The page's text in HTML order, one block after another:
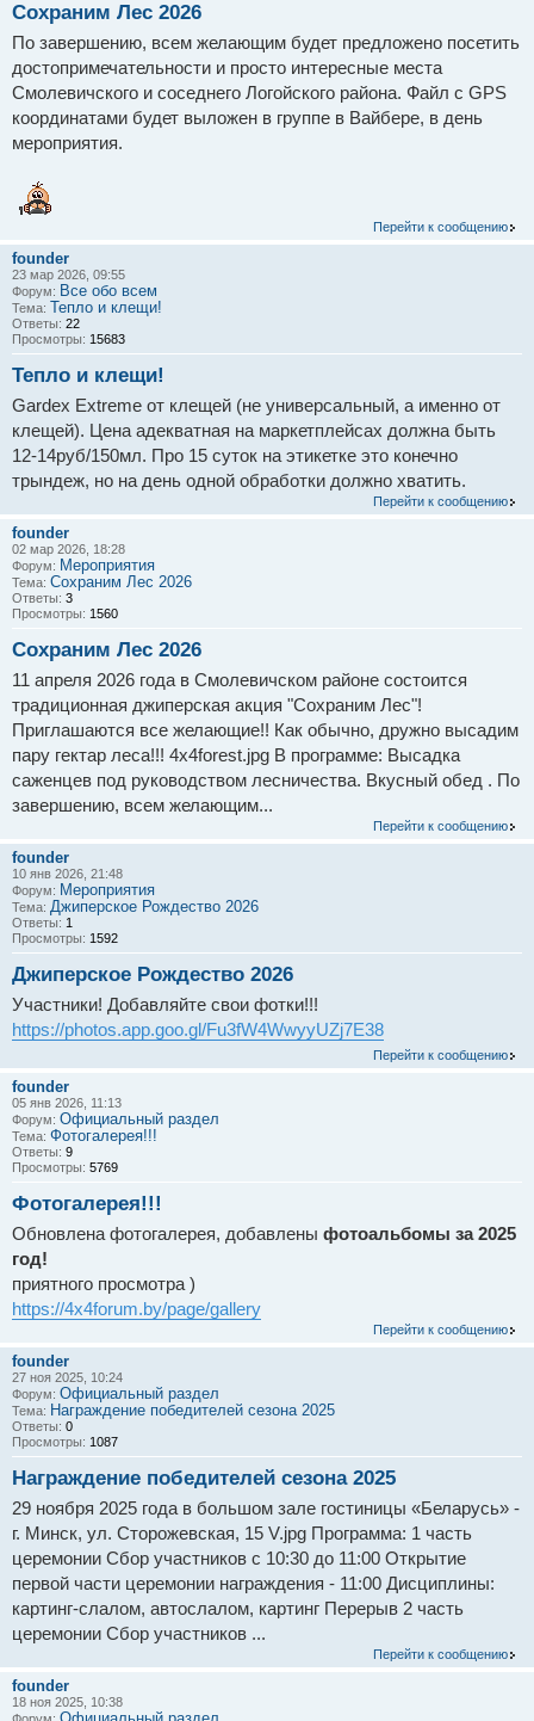
Сохраним Лес 2026
По завершению, всем желающим будет предложено посетить
достопримечательности и просто интересные места
Смолевичского и соседнего Логойского района. Файл с GPS
координатами будет выложен в группе в Вайбере, в день
мероприятия.
Перейти к сообщению
founder
23 мар 2026, 09:55
Форум: Все обо всем
Тема: Тепло и клещи!
Ответы: 22
Просмотры: 15683
Тепло и клещи!
Gardex Extreme от клещей (не универсальный, а именно от
клещей). Цена адекватная на маркетплейсах должна быть
12-14руб/150мл. Про 15 суток на этикетке это конечно
трындеж, но на день одной обработки должно хватить.
Перейти к сообщению
founder
02 мар 2026, 18:28
Форум: Мероприятия
Тема: Сохраним Лес 2026
Ответы: 3
Просмотры: 1560
Сохраним Лес 2026
11 апреля 2026 года в Смолевичском районе состоится
традиционная джиперская акция "Сохраним Лес"!
Приглашаются все желающие!! Как обычно, дружно высадим
пару гектар леса!!! 4x4forest.jpg В программе: Высадка
саженцев под руководством лесничества. Вкусный обед . По
завершению, всем желающим...
Перейти к сообщению
founder
10 янв 2026, 21:48
Форум: Мероприятия
Тема: Джиперское Рождество 2026
Ответы: 1
Просмотры: 1592
Джиперское Рождество 2026
Участники! Добавляйте свои фотки!!!
https://photos.app.goo.gl/Fu3fW4WwyyUZj7E38
Перейти к сообщению
founder
05 янв 2026, 11:13
Форум: Официальный раздел
Тема: Фотогалерея!!!
Ответы: 9
Просмотры: 5769
Фотогалерея!!!
Обновлена фотогалерея, добавлены фотоальбомы за 2025
год!
приятного просмотра )
https://4x4forum.by/page/gallery
Перейти к сообщению
founder
27 ноя 2025, 10:24
Форум: Официальный раздел
Тема: Награждение победителей сезона 2025
Ответы: 0
Просмотры: 1087
Награждение победителей сезона 2025
29 ноября 2025 года в большом зале гостиницы «Беларусь» -
г. Минск, ул. Сторожевская, 15 V.jpg Программа: 1 часть
церемонии Сбор участников с 10:30 до 11:00 Открытие
первой части церемонии награждения - 11:00 Дисциплины:
картинг-слалом, автослалом, картинг Перерыв 2 часть
церемонии Сбор участников ...
Перейти к сообщению
founder
18 ноя 2025, 10:38